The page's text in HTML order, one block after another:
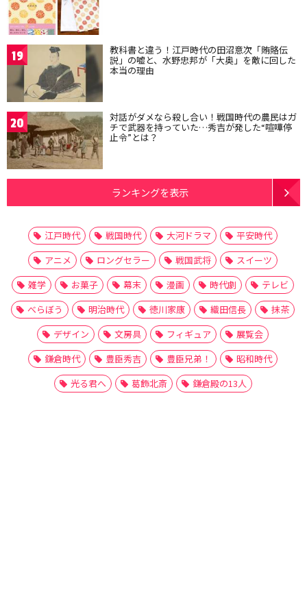
19 教科書と違う！江戸時代の田沼意次「賄賂伝
説」の嘘と、水野忠邦が「大奥」を敵に回した
本当の理由
20 対話がダメなら殺し合い！戦国時代の農民はガ
チで武器を持っていた…秀吉が発した“喧嘩停
止令”とは？
ランキングを表示
江戸時代 戦国時代 大河ドラマ
平安時代
アニメ
ロングセラー 戦国武将
スイーツ
雑学
お菓子 幕末 漫画 時代劇
テレビ
べらぼう
明治時代 徳川家康 織田信長
抹茶
デザイン
文房具 フィギュア
展覧会
鎌倉時代
豊臣秀吉 豊臣兄弟！
昭和時代
光る君へ
葛飾北斎 鎌倉殿の13人